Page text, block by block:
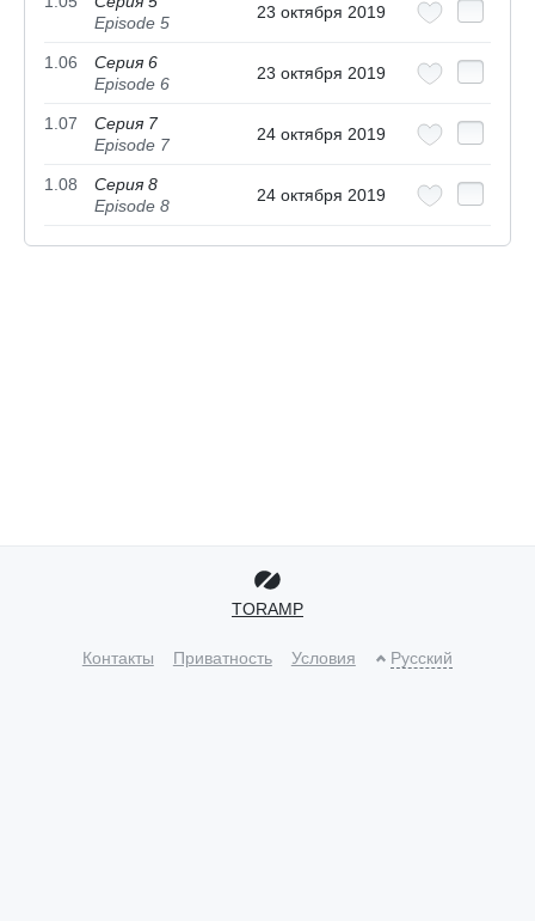
Episode 5
23 октября 2019
1.06
Серия 6
Episode 6
23 октября 2019
1.07
Серия 7
Episode 7
24 октября 2019
1.08
Серия 8
Episode 8
24 октября 2019
TORAMP
Контакты Приватность Условия Русский